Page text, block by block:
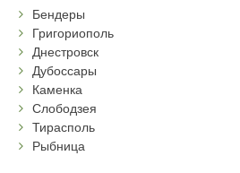
Бендеры
Григориополь
Днестровск
Дубоссары
Каменка
Слободзея
Тирасполь
Рыбница